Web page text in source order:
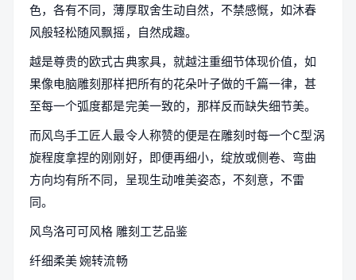
色，各有不同，薄厚取舍生动自然，不禁感慨，如沐春
风般轻松随风飘摇，自然成趣。
越是尊贵的欧式古典家具，就越注重细节体现价值，如
果像电脑雕刻那样把所有的花朵叶子做的千篇一律，甚
至每一个弧度都是完美一致的，那样反而缺失细节美。
而风鸟手工匠人最令人称赞的便是在雕刻时每一个C型涡
旋程度拿捏的刚刚好，即便再细小，绽放或侧卷、弯曲
方向均有所不同，呈现生动唯美姿态，不刻意，不雷
同。
风鸟洛可可风格 雕刻工艺品鉴
纤细柔美 婉转流畅